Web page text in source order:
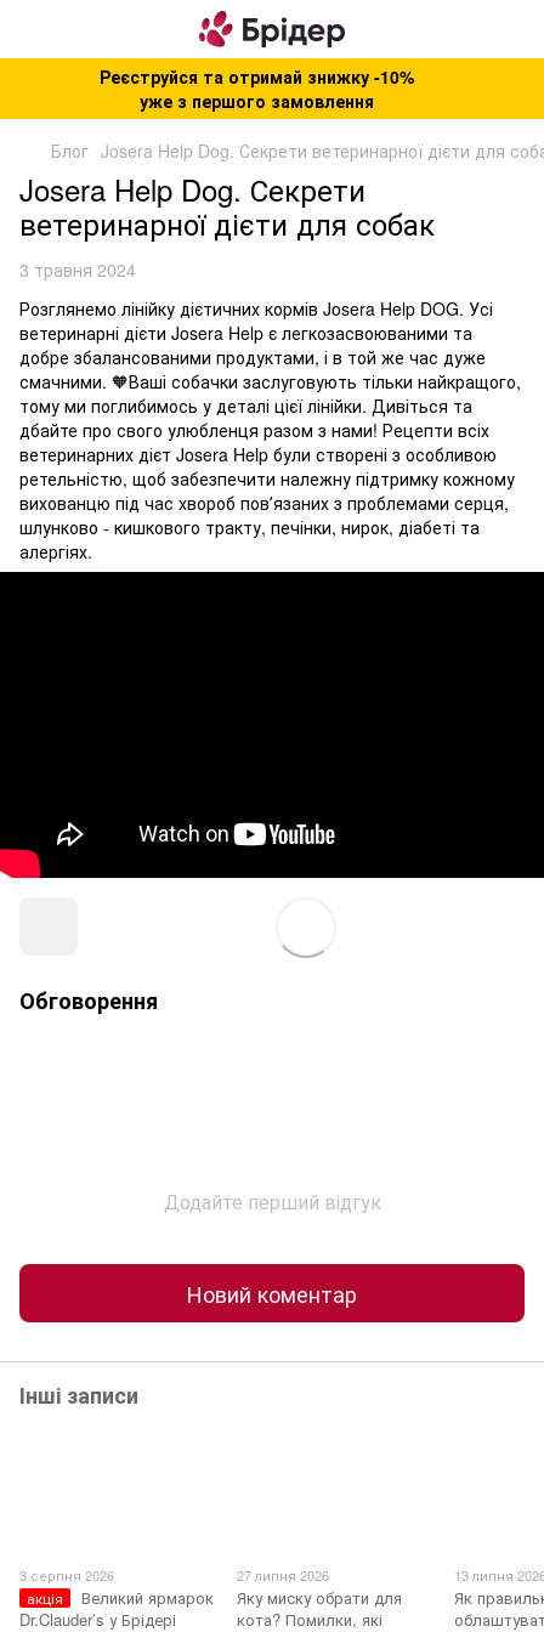
Реєструйся та отримай знижку -10%
уже з першого замовлення
Блог Josera Help Dog. Секрети ветеринарної дієти для
Josera Help Dog. Секрети
ветеринарної дієти для собак
3 травня 2024
Розглянемо лінійку дієтичних кормів Josera Help DOG. Усі
ветеринарні дієти Josera Help є легкозасвоюваними та
добре збалансованими продуктами, і в той же час дуже
смачними. 🧡Ваші собачки заслуговують тільки найкращого,
тому ми поглибимось у деталі цієї лінійки. Дивіться та
дбайте про свого улюбленця разом з нами! Рецепти всіх
ветеринарних дієт Josera Help були створені з особливою
ретельністю, щоб забезпечити належну підтримку кожному
вихованцю під час хвороб повʼязаних з проблемами серця,
шлунково - кишкового тракту, печінки, нирок, діабеті та
алергіях.
Обговорення
Додайте перший відгук
Новий коментар
Інші записи
3 серпня 2026
акція
Великий ярмарок
Dr.Clauder’s у Брідері
27 липня 2026
Яку миску обрати для
кота? Помилки, які
13 липня
Як